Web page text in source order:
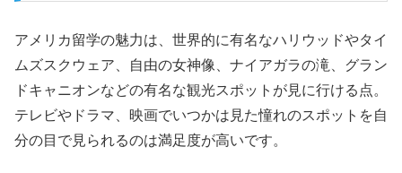
アメリカ留学の魅力は、世界的に有名なハリウッドやタイ
ムズスクウェア、自由の女神像、ナイアガラの滝、グラン
ドキャニオンなどの有名な観光スポットが見に行ける点。
テレビやドラマ、映画でいつかは見た憧れのスポットを自
分の目で見られるのは満足度が高いです。